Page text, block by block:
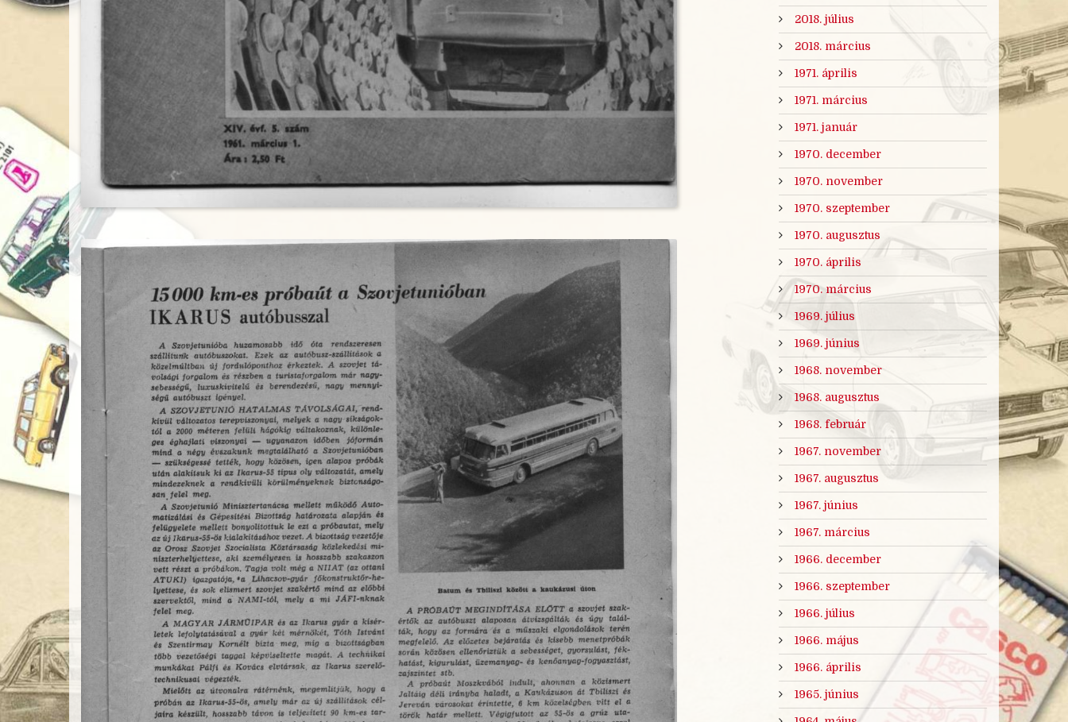
2018. július
2018. március
1971. április
1971. március
1971. január
1970. december
1970. november
1970. szeptember
1970. augusztus
1970. április
1970. március
1969. július
1969. június
1968. november
1968. augusztus
1968. február
1967. november
1967. augusztus
1967. június
1967. március
1966. december
1966. szeptember
1966. július
1966. május
1966. április
1965. június